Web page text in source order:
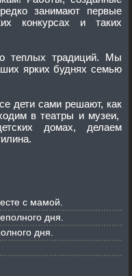
занимают первые
конкурсах и таких
теплых традиций. Мы
делаем
с мамой.
дня.
дня.